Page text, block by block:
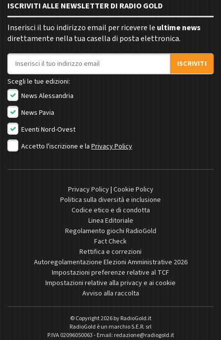
ISCRIVITI ALLE NEWSLETTER DI RADIO GOLD
Inserisci il tuo indirizzo email per ricevere le ultime news
direttamente nella tua casella di posta elettronica.
Indirizzo email
ISCRIVITI
Scegli le tue edizioni:
News Alessandria
News Pavia
Eventi Nord-Ovest
Accetto l'iscrizione e la Privacy Policy
Privacy Policy| Cookie Policy
Politica sulla diversità e inclusione
Codice etico e di condotta
Linea Editoriale
Regolamento giochi RadioGold
Fact Check
Rettifica e correzioni
Autoregolamentazione Elezioni Amministrative 2026
Impostazioni preferenze relative al TCF
Impostazioni relative alla privacy e ai cookie
Avviso alla raccolta
© Copyright 2026 byRadioGold.it
RadioGold è un marchio S.E.R. srl
P.IVA 02096050063 - Email: redazione@radiogold.it